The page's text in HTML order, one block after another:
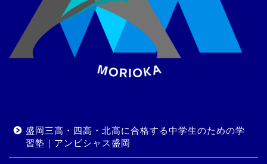
盛岡三高・四高・北高に合格する中学生のための学
習塾｜アンビシャス盛岡